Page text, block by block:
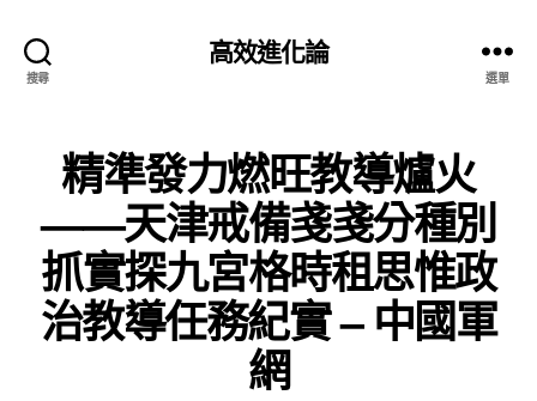
搜尋
高效進化論
選單
精準發力燃旺教導爐火
——天津戒備戔戔分種別
抓實探九宮格時租思惟政
治教導任務紀實 – 中國軍
網